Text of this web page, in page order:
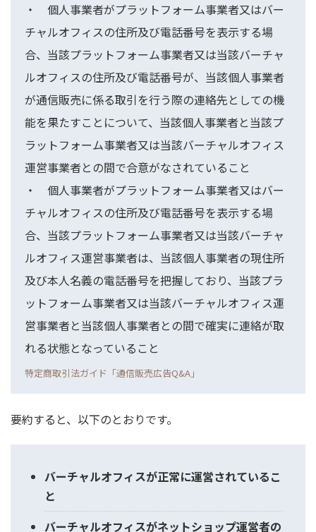
・ 個人事業者がプラットフォーム事業者又はバー
チャルオフィスの住所及び電話番号を表示する場
合、当該プラットフォーム事業者又は当該バーチャ
ルオフィスの住所及び電話番号が、当該個人事業者
が通信販売に係る取引を行う際の連絡先としての機
能を果たすことについて、当該個人事業者と当該プ
ラットフォーム事業者又は当該バーチャルオフィス
運営事業者との間で合意がなされていること
・ 個人事業者がプラットフォーム事業者又はバー
チャルオフィスの住所及び電話番号を表示する場
合、当該プラットフォーム事業者又は当該バーチャ
ルオフィス運営事業者は、当該個人事業者の現住所
及び本人名義の電話番号を把握しており、当該プラ
ットフォーム事業者又は当該バーチャルオフィス運
営事業者と当該個人事業者との間で確実に連絡が取
れる状態となっていること
特定商取引法ガイド「通信販売広告Q&A」
要約すると、以下のとおりです。
バーチャルオフィスが正常に運営されているこ
と
バーチャルオフィスがネットショップ運営者の